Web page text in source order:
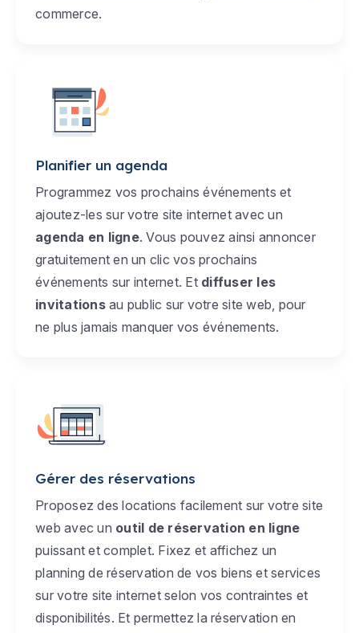
commerce.
Planifier un agenda
Programmez vos prochains événements et
ajoutez-les sur votre site internet avec un
agenda en ligne. Vous pouvez ainsi annoncer
gratuitement en un clic vos prochains
événements sur internet. Et diffuser les
invitationsau public sur votre site web, pour
ne plus jamais manquer vos événements.
Gérer des réservations
Proposez des locations facilement sur votre site
web avec un outil de réservation en ligne
puissant et complet. Fixez et affichez un
planning de réservation de vos biens et services
sur votre site internet selon vos contraintes et
disponibilités. Et permettez la réservation en